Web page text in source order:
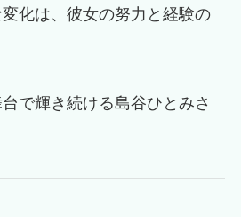
化は、彼女の努力と経験の
で輝き続ける島谷ひとみさ